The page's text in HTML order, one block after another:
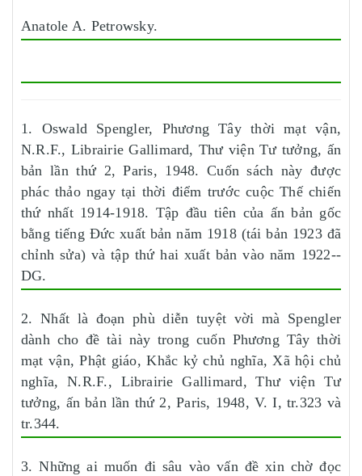
Anatole A. Petrowsky.
1. Oswald Spengler, Phương Tây thời mạt vận,
N.R.F., Librairie Gallimard, Thư viện Tư tưởng, ấn
bản lần thứ 2, Paris, 1948. Cuốn sách này được
phác thảo ngay tại thời điểm trước cuộc Thế chiến
thứ nhất 1914-1918. Tập đầu tiên của ấn bản gốc
bằng tiếng Đức xuất bản năm 1918 (tái bản 1923 đã
chỉnh sửa) và tập thứ hai xuất bản vào năm 1922--
DG.
2. Nhất là đoạn phù diễn tuyệt vời mà Spengler
dành cho đề tài này trong cuốn Phương Tây thời
mạt vận, Phật giáo, Khắc kỷ chủ nghĩa, Xã hội chủ
nghĩa, N.R.F., Librairie Gallimard, Thư viện Tư
tưởng, ấn bản lần thứ 2, Paris, 1948, V. I, tr.323 và
tr.344.
3. Những ai muốn đi sâu vào vấn đề xin chờ đọc